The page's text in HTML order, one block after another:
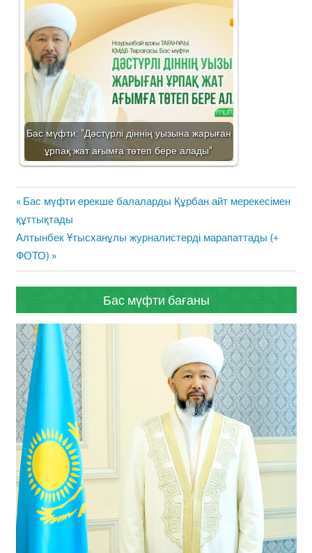
Бас мүфти: "Дәстүрлі діннің уызына жарыған
ұрпақ жат ағымға төтеп бере алады"
Жазба
навигациясы
Previous
Post:
Бас мүфти ерекше балаларды Құрбан айт мерекесімен
құттықтады
Next
Post:
Алтынбек Ұтысханұлы журналистерді марапаттады (+
ФОТО)
Бас мүфти бағаны